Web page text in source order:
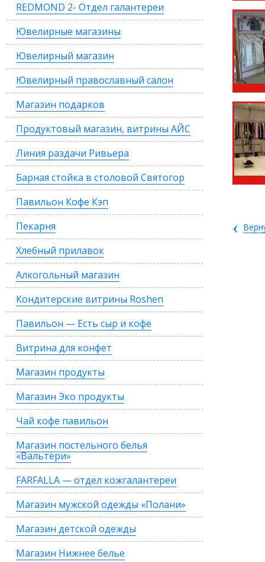
REDMOND 2- Отдел галантереи
Ювелирные магазины
Ювелирный магазин
Ювелирный православный салон
Магазин подарков
Продуктовый магазин, витрины АЙС
Линия раздачи Ривьера
Барная стойка в столовой Святогор
Павильон Кофе Кэп
Пекарня
Хлебный прилавок
Алкогольный магазин
Кондитерские витрины Roshen
Павильон — Есть сыр и кофе
Витрина для конфет
Магазин продукты
Магазин Эко продукты
Чай кофе павильон
Магазин постельного белья
«Вальтери»
FARFALLA — отдел кожгалантереи
Магазин мужской одежды «Полани»
Магазин детской одежды
Магазин Нижнее белье
‹